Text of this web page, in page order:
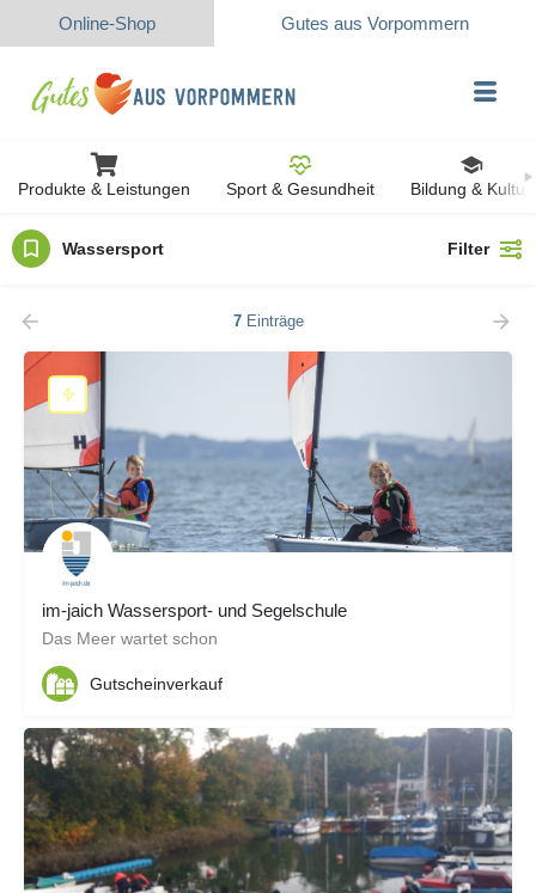
Online-Shop Gutes aus Vorpommern
Produkte & Leistungen Sport & Gesundheit Bildung & Kultur
Wassersport Filter
7Einträge
im-jaich Wassersport- und Segelschule
Das Meer wartet schon
Gutscheinverkauf